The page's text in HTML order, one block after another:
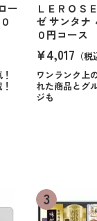
ー
ＬＥＲＯＳ
ゼ サンタナ
０円コース
¥4,017 （
ワンランク上
れた商品とグ
ジも